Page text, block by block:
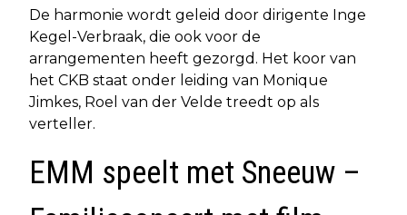
De harmonie wordt geleid door dirigente Inge
Kegel-Verbraak, die ook voor de
arrangementen heeft gezorgd. Het koor van
het CKB staat onder leiding van Monique
Jimkes, Roel van der Velde treedt op als
verteller.
EMM speelt met Sneeuw –